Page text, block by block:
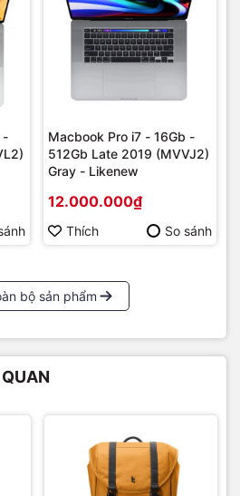
được thiết kế dành cho laptop
inch – 13 inch -15 inch. Với chiếc đế
sẽ không còn lo lắng chiếc máy
THỊ LINH KIỆN MACBOOK
9h30 - 18h )
-
Macbook Pro i7 - 16Gb -
512Gb Late 2019 (MVVJ2)
Gray - Likenew
12.000.000₫
Thích So sánh
bộ sản phẩm